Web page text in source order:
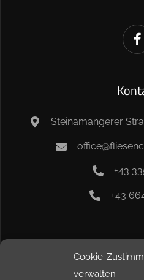
Cookie-
verwalten
Steinamangerer
+43
+43